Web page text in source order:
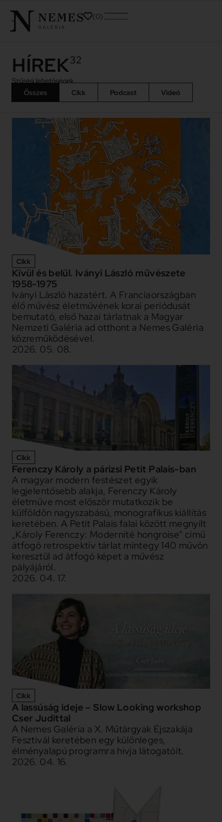
0
HÍREK32
Szűrési lehetőségek
Összes
Cikk Podcast Videó
Cikk
Kívül és belül. Iványi László művészete
1958-1975
Iványi László hazatért. A Franciaországban
élő művész életművének korai periódusát
bemutató, első hazai tárlatnak a Magyar
Nemzeti Galéria ad otthont a Nemes Galéria
közreműködésével.
2026. 05. 08.
Cikk
Ferenczy Károly a párizsi Petit Palais-ban
A magyar modern festészet egyik
legjelentősebb alakja, Ferenczy Károly
életműve most először mutatkozik be
külföldön nagyszabású, monografikus kiállítás
keretében. A Petit Palais falai között megnyílt
„Károly Ferenczy: Modernité hongroise” című
átfogó retrospektív tárlat mintegy 140 művön
keresztül ad átfogó képet a művész
pályájáról.
2026. 04. 17.
Cikk
A lassúság ideje – Slow Looking workshop
Cser Judittal
A Nemes Galéria a X. Műtárgyak Éjszakája
Fesztivál keretében egy különleges,
élményalapú programra hívja látogatóit.
2026. 04. 16.